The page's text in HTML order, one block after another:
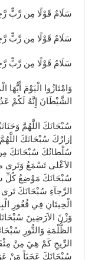
سَلَامٌ قَوْلًا مِن رَّبٍّ
سَلَامٌ قَوْلًا مِن رَّبٍّ
سَلَامٌ قَوْلًا مِن رَّبٍّ
وَامْتَازُوا الْيَوْمَ
الشَّيْطَانَ إِنَّهُ لَكُمْ
سُبْحَانَكَ اللَّهُمَّ
إزارُكَ سُبْحَانَكَ
سُلْطانُكَ سُبْحَانَكَ
الاَعْلى تَسْمَعُ
سُبْحَانَكَ مَوْضِعُ كُلِّ
الرَّجآءِ سُبْحَانَكَ
الْحِيتَانِ فِي قُعُورِ
وَزْنَ الاَرَضِينَ
الظُّلْمَةِ وَالنُّورِ
الرِّيحِ كَمْ هِيَ مِنْ
سُبْحَانَكَ عَجَبَاً مَنْ